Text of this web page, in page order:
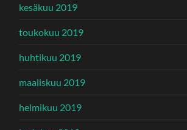
kesäkuu 2019
toukokuu 2019
huhtikuu 2019
maaliskuu 2019
helmikuu 2019